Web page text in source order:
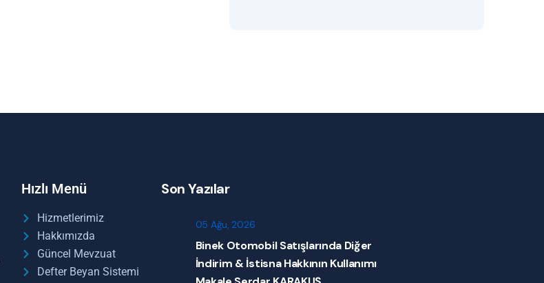
Hızlı Menü
Hizmetlerimiz
Hakkımızda
Güncel Mevzuat
Defter Beyan Sistemi
Son Yazılar
05 Ağu, 2026
Binek Otomobil Satışlarında Diğer
İndirim & İstisna Hakkının Kullanımı